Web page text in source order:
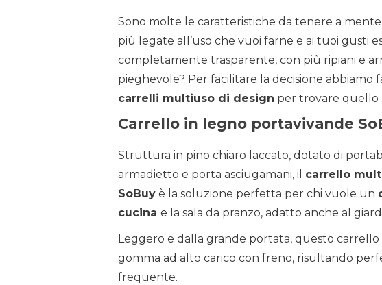
Sono molte le caratteristiche da tenere a
più legate all’uso che vuoi farne e ai tuoi gusti
completamente trasparente, con più ripiani e
pieghevole? Per facilitare la decisione abbiamo
carrelli multiuso di design per trovare quello
Carrello in legno portavivande
Struttura in pino chiaro laccato, dotato di
armadietto e porta asciugamani, il carrello
SoBuy è la soluzione perfetta per chi vuole un
cucina e la sala da pranzo, adatto anche al
Leggero e dalla grande portata, questo
gomma ad alto carico con freno, risultando
frequente.